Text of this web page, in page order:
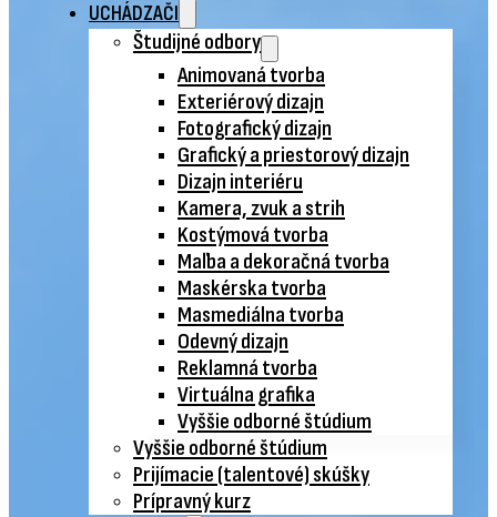
UCHÁDZAČI
Študijné odbory
Animovaná tvorba
Exteriérový dizajn
Fotografický dizajn
Grafický a priestorový dizajn
Dizajn interiéru
Kamera, zvuk a strih
Kostýmová tvorba
Maľba a dekoračná tvorba
Maskérska tvorba
Masmediálna tvorba
Odevný dizajn
Reklamná tvorba
Virtuálna grafika
Vyššie odborné štúdium
Vyššie odborné štúdium
Prijímacie (talentové) skúšky
Prípravný kurz